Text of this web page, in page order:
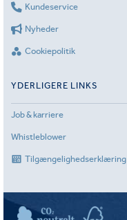
Kundeservice
Nyheder
Cookiepolitik
YDERLIGERE LINKS
Job & karriere
Whistleblower
Tilgængelighedserklæring